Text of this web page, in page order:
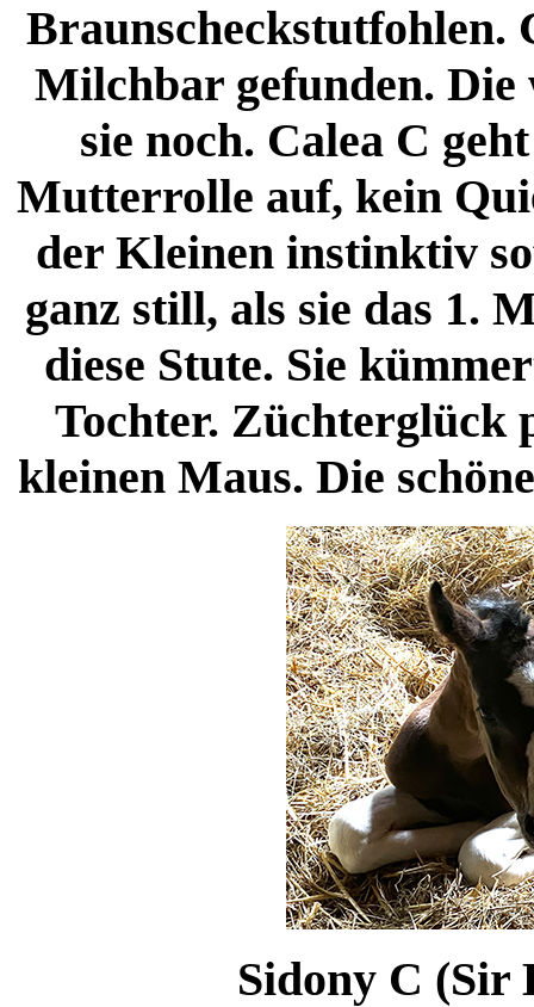
Braunscheckstutfohlen.
Milchbar gefunden.
sie noch. Calea C
Mutterrolle auf, kein
der Kleinen instinktiv
ganz still, als sie das 1.
diese Stute. Sie
Tochter. Züchterglück
kleinen Maus. Die
Sidony C (Sir